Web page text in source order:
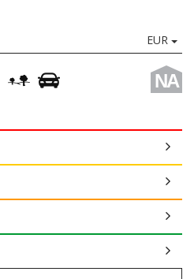
EUR
NA